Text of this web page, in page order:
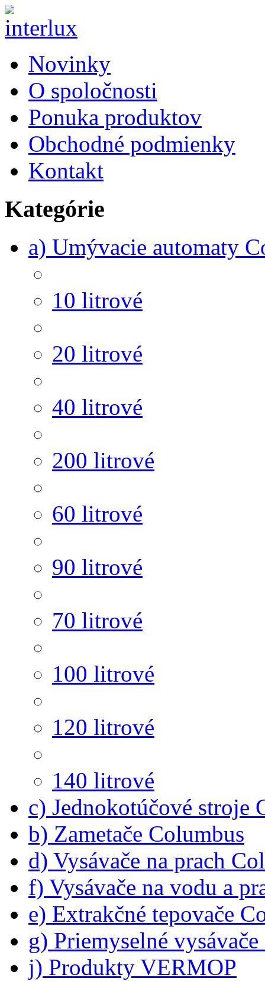
Novinky
O spoločnosti
Ponuka produktov
Obchodné podmienky
Kontakt
Kategórie
a) Umývacie automaty
10 litrové
20 litrové
40 litrové
200 litrové
60 litrové
90 litrové
70 litrové
100 litrové
120 litrové
140 litrové
c) Jednokotúčové stroje
b) Zametače Columbus
d) Vysávače na prach
f) Vysávače na vodu a
e) Extrakčné tepovače
g) Priemyselné
j) Produkty VERMOP